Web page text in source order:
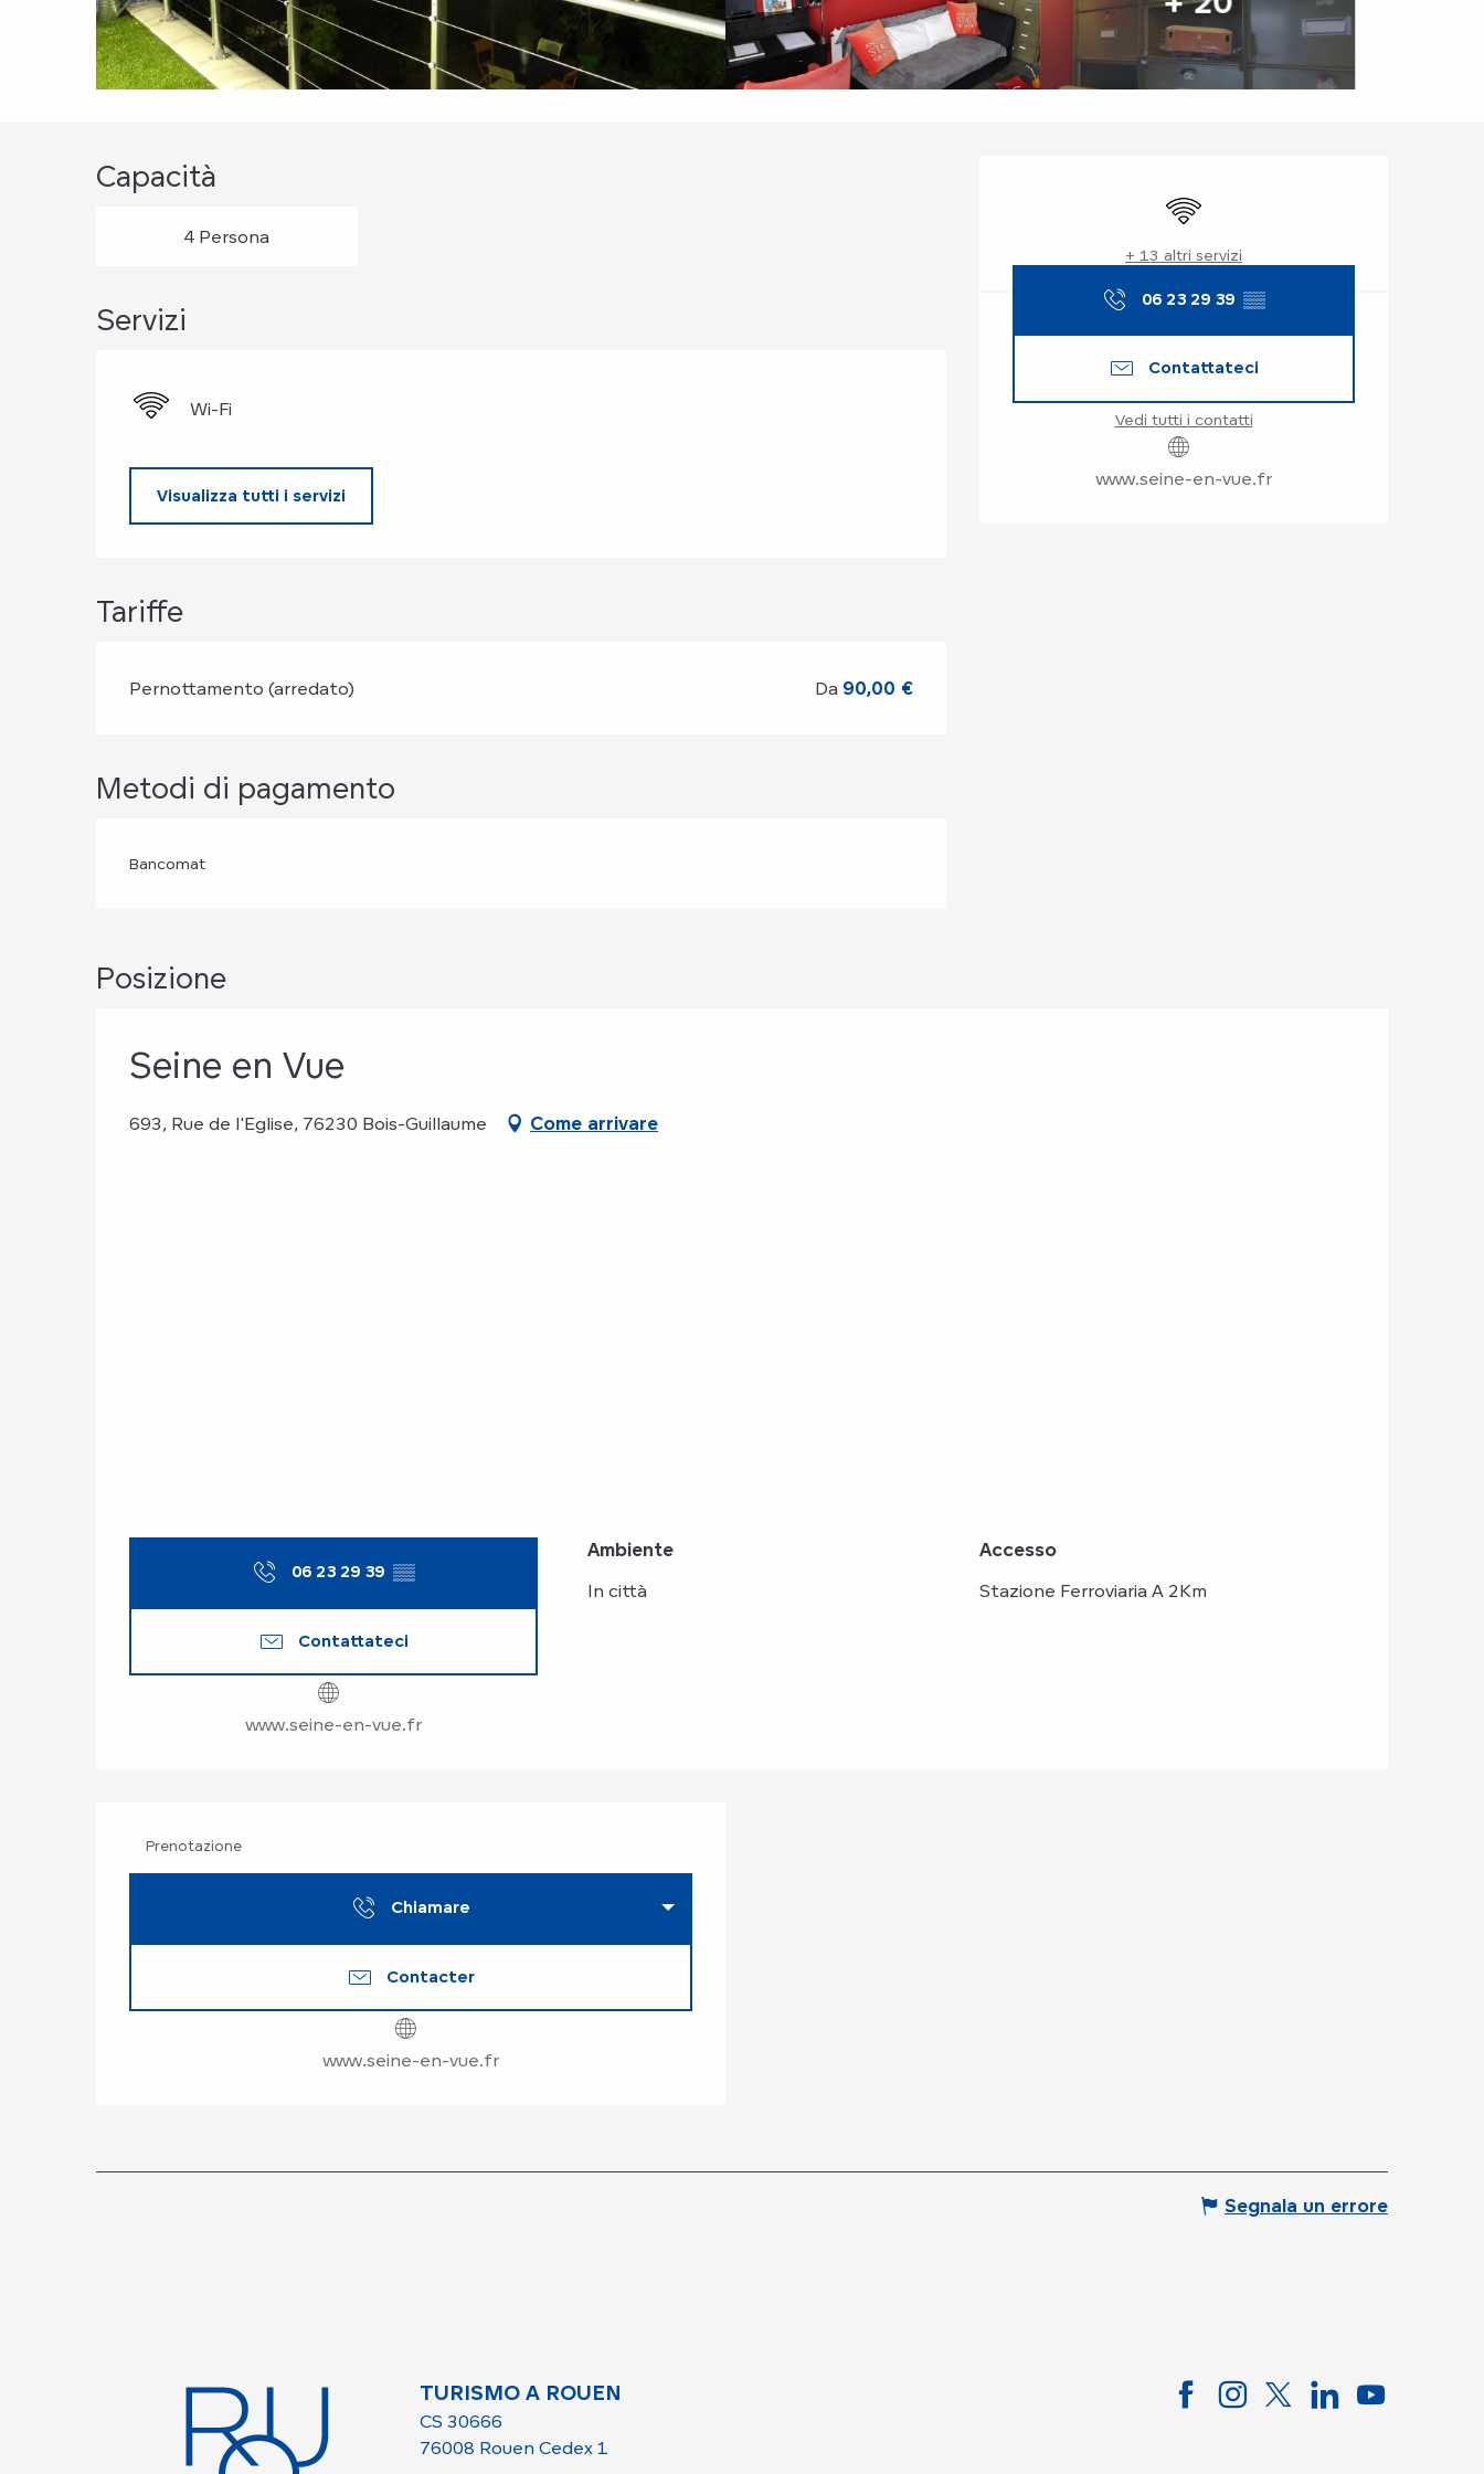
Orari e contatti
Wi-Fi
+ 13 altri servizi
06 23 29 39 ▒▒
Contattateci
Vedi tutti i contatti
www.seine-en-vue.fr
Capacità
4 Persona
Servizi
Wi-Fi
Visualizza tutti i servizi
Tariffe
Pernottamento (arredato) Da 90,00 €
Metodi di pagamento
Bancomat
Posizione
Seine en Vue
693, Rue de l'Eglise, 76230 Bois-Guillaume Come arrivare
06 23 29 39 ▒▒
Contattateci
www.seine-en-vue.fr
Ambiente
Ambiente
In città
Accesso
Accesso
Stazione Ferroviaria A 2Km
Prenotazione
Chiamare
Contacter
www.seine-en-vue.fr
Segnala un errore
TURISMO A ROUEN
CS 30666
76008 Rouen Cedex 1